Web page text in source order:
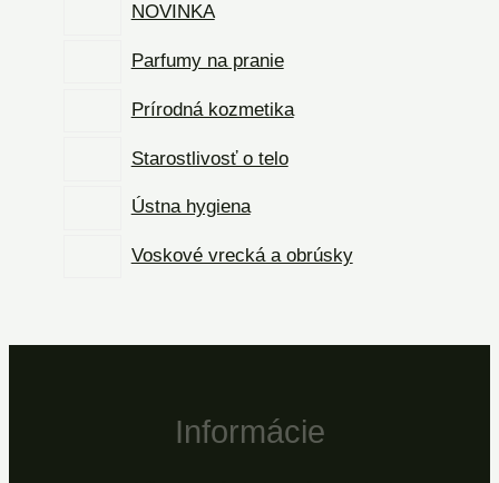
NOVINKA
Parfumy na pranie
Prírodná kozmetika
Starostlivosť o telo
Ústna hygiena
Voskové vrecká a obrúsky
Informácie